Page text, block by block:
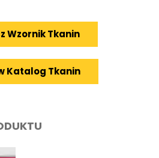
Wzornik Tkanin
Katalog Tkanin